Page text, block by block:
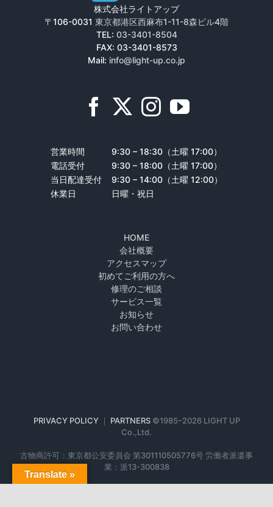
株式会社ライトアップ
〒106-0031 東京都港区西麻布1-11-8森ビル4階
TEL: 03-3401-8504
FAX: 03-3401-8573
Mail: info@light-up.co.jp
営業時間
9:30 – 18:30（土曜 17:00）
電話受付
9:30 – 18:00（土曜 17:00）
当日配達受付
9:30 – 14:00（土曜 12:00）
休業日
日曜・祝日
HOME
会社概要
アクセスマップ
初めてご利用の方へ
修理のご相談
サービス一覧
お知らせ
お問い合わせ
PRIVACY POLICY｜ PARTNERS ©1985–2026 LIGHT UP
Co.,Ltd.
古物商許可：東京都公安委員会 第301110505776号 労働者派遣事
業：派13-300838
Translate »